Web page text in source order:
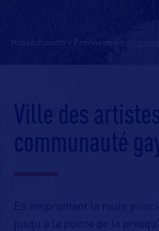
Massachusetts - Provincetown
Ville des artistes
En empruntant la route
jusqu’à la pointe de la